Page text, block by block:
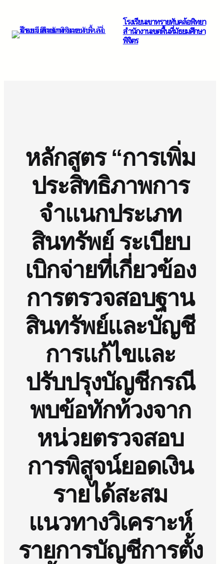
โรงเรียนเขาทรายทับคล้อพิทยา
สำนักงานเขตพื้นที่มัธยมศึกษา
พิจิตร
หลักสูตร “การเพิ่ม
ประสิทธิภาพการ
จำแนกประเภท
สินทรัพย์ ระเบียบ
เบิกจ่ายที่เกี่ยวข้อง
การตรวจสอบฐาน
สินทรัพย์และบัญชี
การแก้ไขและ
ปรับปรุงบัญชีกรณี
พบข้อทักท้วงจาก
หน่วยตรวจสอบ
การพิสูจน์ยอดเงิน
รายได้สะสม
แนวทางวิเคราะห์
รายการบัญชีการตั้ง